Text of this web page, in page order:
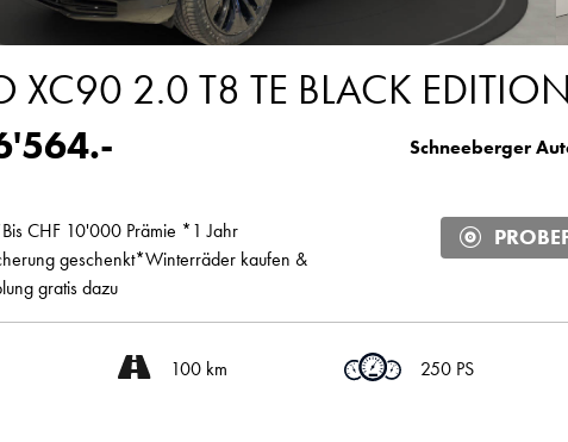
XC90 2.0 T8 TE BLACK
Schneeberger
CHF 10'000 Prämie *1 Jahr
geschenkt*Winterräder kaufen &
gratis dazu
100 km
250 PS